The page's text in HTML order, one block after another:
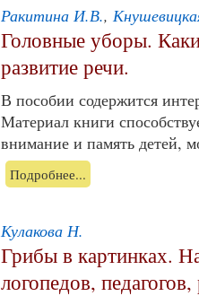
Ракитина И.В.,
Головные уборы.
развитие речи.
В пособии содержится
Материал книги
внимание и память детей,
Подробнее...
Кулакова Н.
Грибы в картинках.
логопедов,